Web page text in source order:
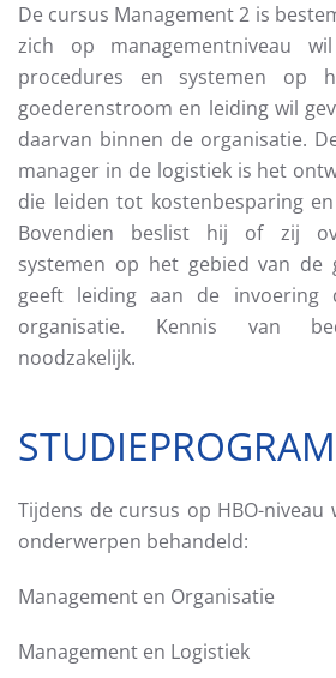
De cursus Management 2 is
zich op managementniveau
procedures en systemen op
goederenstroom en leiding wil
daarvan binnen de organisatie.
manager in de logistiek is het
die leiden tot kostenbesparing
Bovendien beslist hij of zij
systemen op het gebied van de
geeft leiding aan de invoering
organisatie. Kennis van
noodzakelijk.
Tijdens de cursus op HBO-niveau
onderwerpen behandeld:
Management en Organisatie
Management en Logistiek